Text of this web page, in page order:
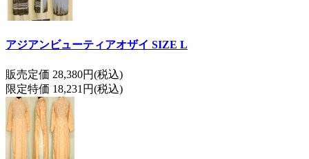
アジアンビューティアオザイ SIZE L
販売定価 28,380円(税込)
限定特価 18,231円(税込)